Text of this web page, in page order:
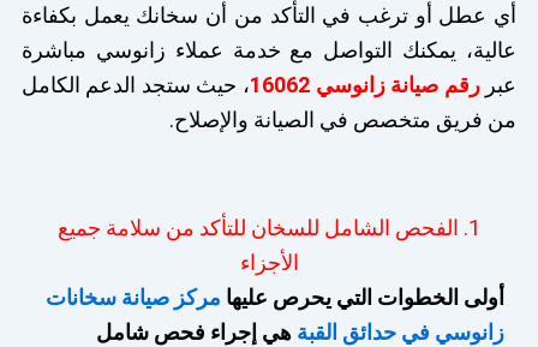
أي عطل أو ترغب في التأكد من أن سخانك يعمل بكفاءة
عالية، يمكنك التواصل مع خدمة عملاء زانوسي مباشرة
عبر رقم صيانة زانوسي 16062
، حيث ستجد الدعم الكامل
من فريق متخصص في الصيانة والإصلاح.
1. الفحص الشامل للسخان للتأكد من سلامة جميع
الأجزاء
أولى الخطوات التي يحرص عليها مركز صيانة سخانات
زانوسي في حدائق القبة هي إجراء فحص شامل